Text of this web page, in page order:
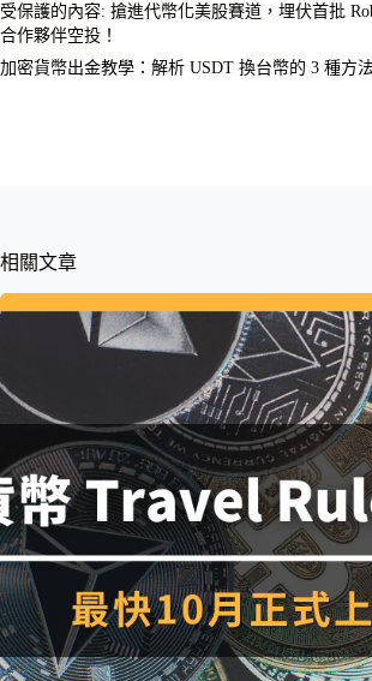
受保護的內容: 搶進代幣化美股賽道，埋伏首批
合作夥伴空投！
加密貨幣出金教學：解析 USDT 換台幣的 3 種方
相關文章